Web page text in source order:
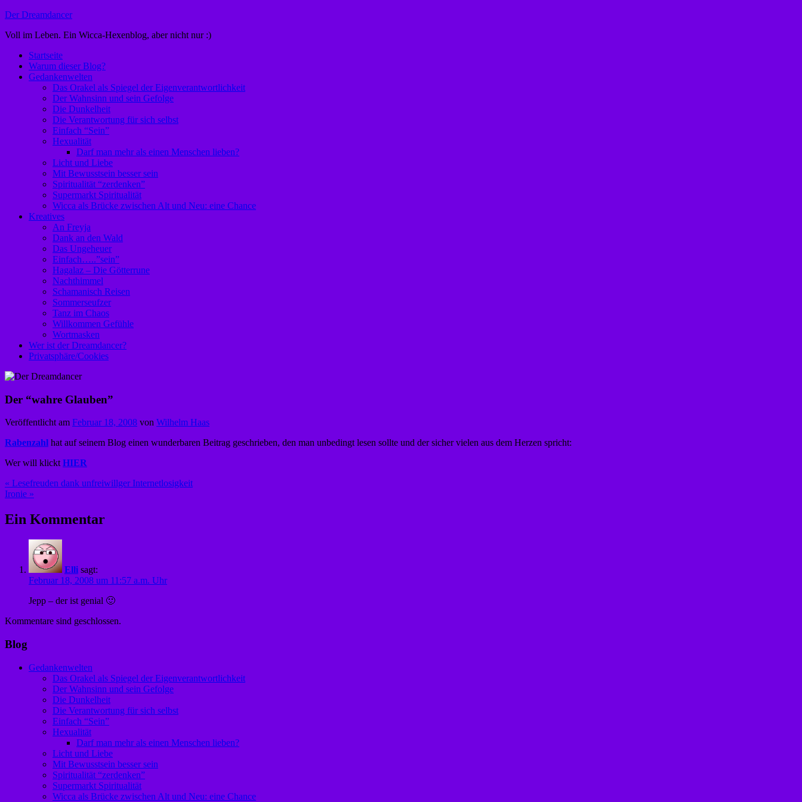
Zum
springen
Der Dreamdancer
Voll im Leben. Ein Wicca-Hexenblog, aber nicht nur :)
Startseite
Warum dieser Blog?
Gedankenwelten
Das Orakel als Spiegel der Eigenverantwortlichkeit
Der Wahnsinn und sein Gefolge
Die Dunkelheit
Die Verantwortung für sich selbst
Einfach “Sein”
Hexualität
Darf man mehr als einen Menschen lieben?
Licht und Liebe
Mit Bewusstsein besser sein
Spiritualität “zerdenken”
Supermarkt Spiritualität
Wicca als Brücke zwischen Alt und Neu: eine Chance
Kreatives
An Freyja
Dank an den Wald
Das Ungeheuer
Einfach…..”sein”
Hagalaz – Die Götterrune
Nachthimmel
Schamanisch Reisen
Sommerseufzer
Tanz im Chaos
Willkommen Gefühle
Wortmasken
Wer ist der Dreamdancer?
Privatsphäre/Cookies
Der “wahre Glauben”
Veröffentlicht am Februar 18, 2008 von Wilhelm Haas
Rabenzahl hat auf seinem Blog einen wunderbaren Beitrag geschrieben, den man unbedingt lesen sollte und der sicher vielen aus dem Herzen spricht:
Wer will klicktHIER
Beitragsnavigation
« Lesefreuden dank unfreiwillger Internetlosigkeit
Ironie »
Ein Kommentar
Elli sagt:
Februar 18, 2008 um 11:57 a.m. Uhr
Jepp – der ist genial 🙂
Kommentare sind geschlossen.
Blog
Gedankenwelten
Das Orakel als Spiegel der Eigenverantwortlichkeit
Der Wahnsinn und sein Gefolge
Die Dunkelheit
Die Verantwortung für sich selbst
Einfach “Sein”
Hexualität
Darf man mehr als einen Menschen lieben?
Licht und Liebe
Mit Bewusstsein besser sein
Spiritualität “zerdenken”
Supermarkt Spiritualität
Wicca als Brücke zwischen Alt und Neu: eine Chance